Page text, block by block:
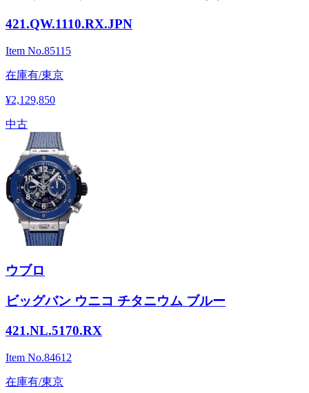
421.QW.1110.RX.JPN
Item No.85115
在庫有/東京
¥2,129,850
中古
ウブロ
ビッグバン ウニコ チタニウム ブルー
421.NL.5170.RX
Item No.84612
在庫有/東京